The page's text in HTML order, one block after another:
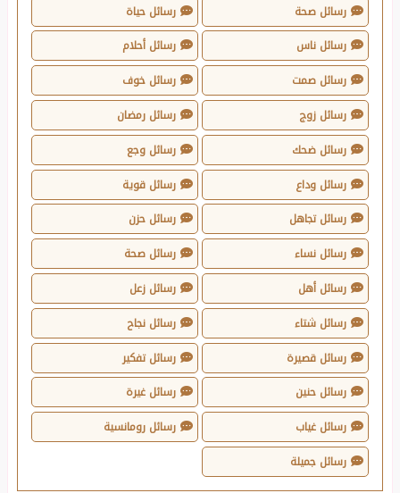
رسائل صحة
رسائل حياة
رسائل ناس
رسائل أحلام
رسائل صمت
رسائل خوف
رسائل زوج
رسائل رمضان
رسائل ضحك
رسائل وجع
رسائل وداع
رسائل قوية
رسائل تجاهل
رسائل حزن
رسائل نساء
رسائل صحة
رسائل أهل
رسائل زعل
رسائل شتاء
رسائل نجاح
رسائل قصيرة
رسائل تفكير
رسائل حنين
رسائل غيرة
رسائل غياب
رسائل رومانسية
رسائل جميلة